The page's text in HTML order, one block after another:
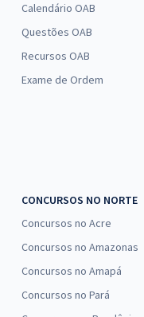
Calendário OAB
Questões OAB
Recursos OAB
Exame de Ordem
CONCURSOS NO NORTE
Concursos no Acre
Concursos no Amazonas
Concursos no Amapá
Concursos no Pará